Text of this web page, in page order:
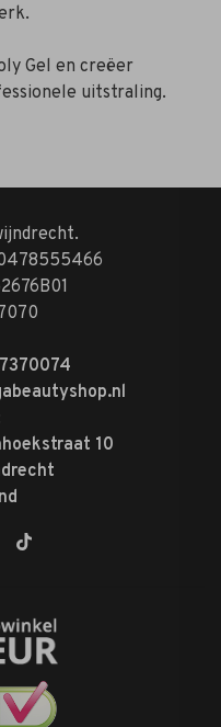
Gel en creëer
uitstraling.
10